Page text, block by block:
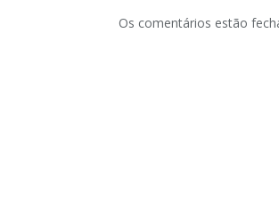
Os comentários estão